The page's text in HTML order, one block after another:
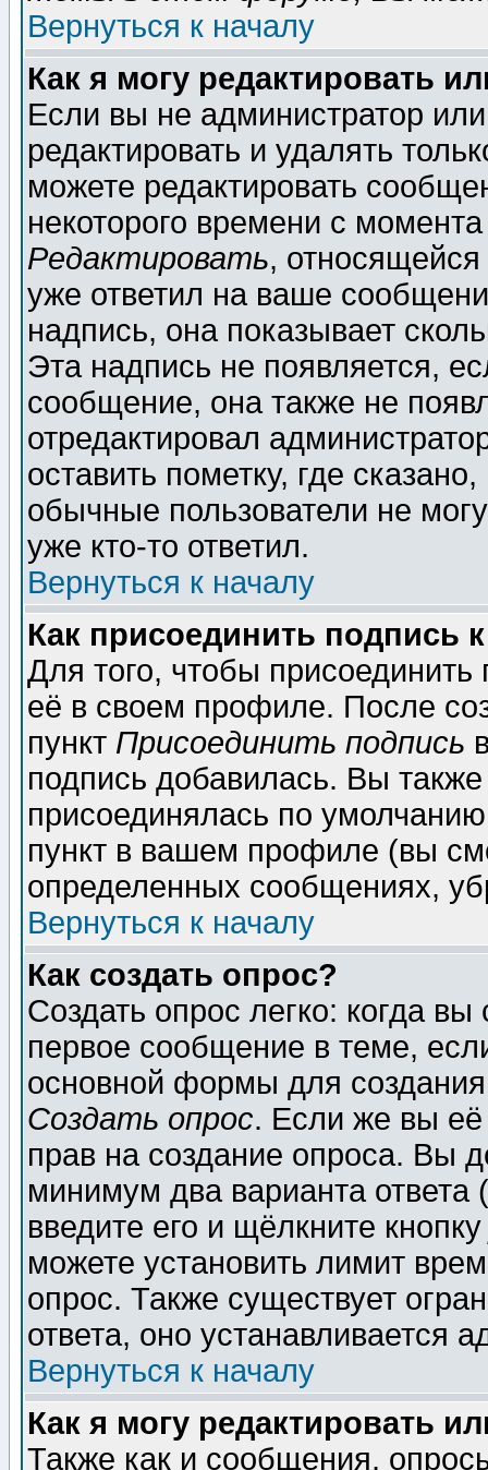
Вернуться к началу
Как я могу редактировать
Если вы не администратор
редактировать и удалять
можете редактировать
некоторого времени с
Редактировать,
уже ответил на ваше
надпись, она показывает
Эта надпись не появляется,
сообщение, она также не
отредактировал
оставить пометку, где
обычные пользователи не
уже кто-то ответил.
Вернуться к началу
Как присоединить подпись
Для того, чтобы
её в своем профиле. После
пункт Присоединить подпись
подпись добавилась. Вы
присоединялась по
пункт в вашем профиле (вы
определенных сообщениях,
Вернуться к началу
Как создать опрос?
Создать опрос легко: когда
первое сообщение в теме,
основной формы для
Создать опрос. Если же вы её
прав на создание опроса. Вы
минимум два варианта ответа
введите его и щёлкните
можете установить лимит
опрос. Также существует
ответа, оно устанавливается
Вернуться к началу
Как я могу редактировать
Также как и сообщения,